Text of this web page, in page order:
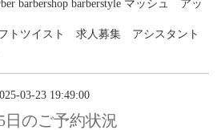
barbershop barberstyle マッシュ アッ
トツイスト 求人募集 アシスタント
03-23 19:49:00
日のご予約状況